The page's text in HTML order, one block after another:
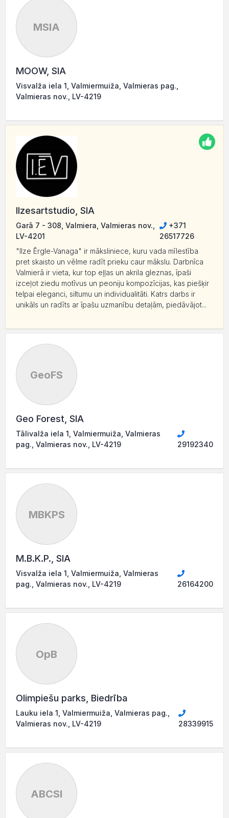
MSIA
MOOW, SIA
Visvalža iela 1, Valmiermuiža, Valmieras pag.,
Valmieras nov., LV-4219
Ilzesartstudio, SIA
Garā 7 - 308, Valmiera, Valmieras nov.,
LV-4201
+371
26517726
"Ilze Ērgle-Vanaga" ir māksliniece, kuru vada mīlestība
pret skaisto un vēlme radīt prieku caur mākslu. Darbnīca
Valmierā ir vieta, kur top eļļas un akrila gleznas, īpaši
izceļot ziedu motīvus un peoniju kompozīcijas, kas piešķir
telpai eleganci, siltumu un individualitāti. Katrs darbs ir
unikāls un radīts ar īpašu uzmanību detaļām, piedāvājot...
GeoFS
Geo Forest, SIA
Tālivalža iela 1, Valmiermuiža, Valmieras
pag., Valmieras nov., LV-4219
29192340
MBKPS
M.B.K.P., SIA
Visvalža iela 1, Valmiermuiža, Valmieras
pag., Valmieras nov., LV-4219
26164200
OpB
Olimpiešu parks, Biedrība
Lauku iela 1, Valmiermuiža, Valmieras pag.,
Valmieras nov., LV-4219
28339915
ABCSI